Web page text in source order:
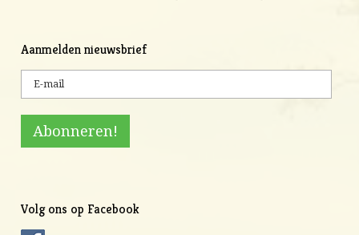
Aanmelden nieuwsbrief
Volg ons op Facebook